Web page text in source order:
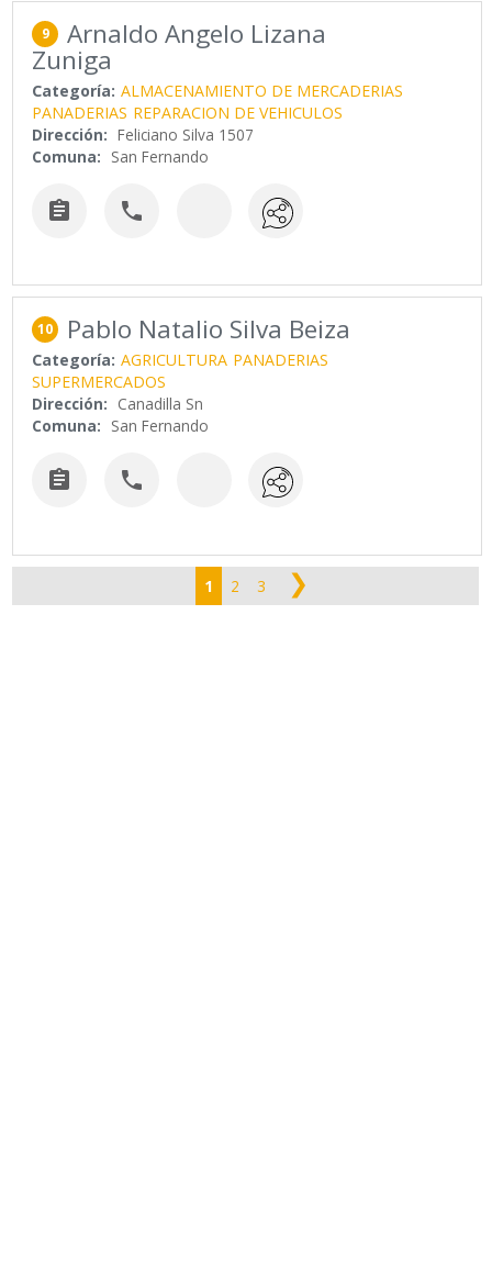
9 Arnaldo Angelo Lizana
Zuniga
Categoría: ALMACENAMIENTO DE MERCADERIAS
PANADERIAS REPARACION DE VEHICULOS
Dirección: Feliciano Silva 1507
Comuna: San Fernando
 
10 Pablo Natalio Silva Beiza
Categoría: AGRICULTURA PANADERIAS
SUPERMERCADOS
Dirección: Canadilla Sn
Comuna: San Fernando
 
1 2 3 ❯